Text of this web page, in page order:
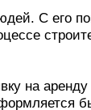
С его
на